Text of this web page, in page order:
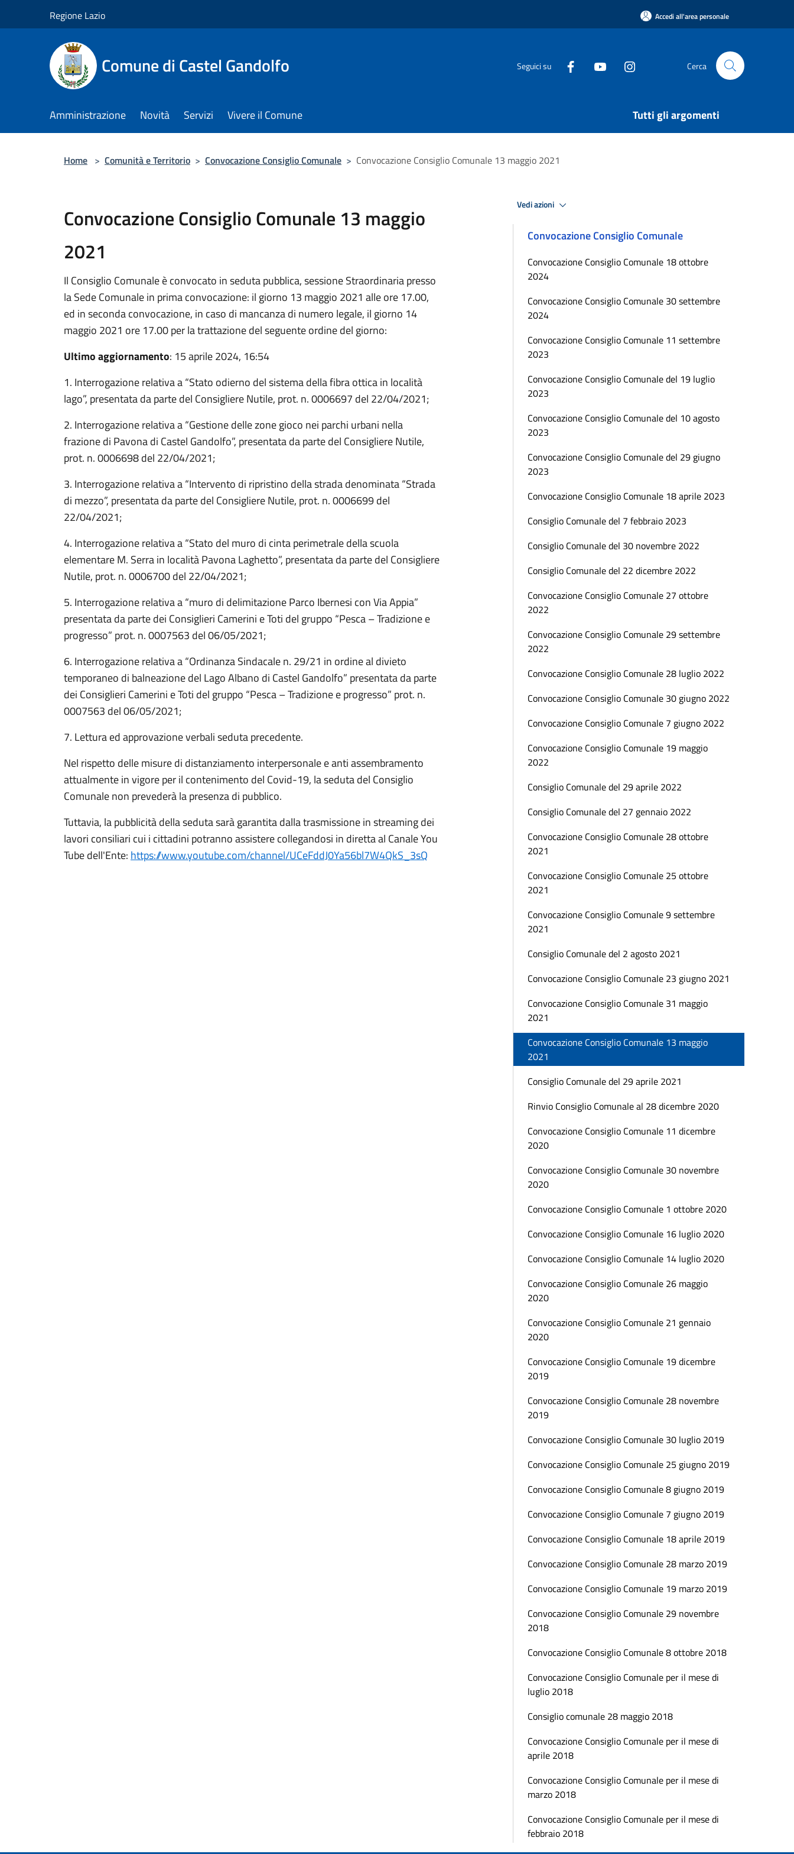
Regione Lazio Accedi all'area personale
Comune di Castel Gandolfo Seguici su Cerca
Amministrazione Novità Servizi Vivere il Comune Tutti gli argomenti
Home > Comunità e Territorio > Convocazione Consiglio Comunale > Convocazione Consiglio Comunale 13 maggio 2021
Convocazione Consiglio Comunale 13 maggio
2021
Il Consiglio Comunale è convocato in seduta pubblica, sessione Straordinaria presso
la Sede Comunale in prima convocazione: il giorno 13 maggio 2021 alle ore 17.00,
ed in seconda convocazione, in caso di mancanza di numero legale, il giorno 14
maggio 2021 ore 17.00 per la trattazione del seguente ordine del giorno:
Ultimo aggiornamento: 15 aprile 2024, 16:54
1. Interrogazione relativa a “Stato odierno del sistema della fibra ottica in località
lago”, presentata da parte del Consigliere Nutile, prot. n. 0006697 del 22/04/2021;
2. Interrogazione relativa a “Gestione delle zone gioco nei parchi urbani nella
frazione di Pavona di Castel Gandolfo”, presentata da parte del Consigliere Nutile,
prot. n. 0006698 del 22/04/2021;
3. Interrogazione relativa a “Intervento di ripristino della strada denominata “Strada
di mezzo”, presentata da parte del Consigliere Nutile, prot. n. 0006699 del
22/04/2021;
4. Interrogazione relativa a “Stato del muro di cinta perimetrale della scuola
elementare M. Serra in località Pavona Laghetto”, presentata da parte del Consigliere
Nutile, prot. n. 0006700 del 22/04/2021;
5. Interrogazione relativa a “muro di delimitazione Parco Ibernesi con Via Appia”
presentata da parte dei Consiglieri Camerini e Toti del gruppo “Pesca – Tradizione e
progresso” prot. n. 0007563 del 06/05/2021;
6. Interrogazione relativa a “Ordinanza Sindacale n. 29/21 in ordine al divieto
temporaneo di balneazione del Lago Albano di Castel Gandolfo” presentata da parte
dei Consiglieri Camerini e Toti del gruppo “Pesca – Tradizione e progresso” prot. n.
0007563 del 06/05/2021;
7. Lettura ed approvazione verbali seduta precedente.
Nel rispetto delle misure di distanziamento interpersonale e anti assembramento
attualmente in vigore per il contenimento del Covid-19, la seduta del Consiglio
Comunale non prevederà la presenza di pubblico.
Tuttavia, la pubblicità della seduta sarà garantita dalla trasmissione in streaming dei
lavori consiliari cui i cittadini potranno assistere collegandosi in diretta al Canale You
Tube dell'Ente: https://www.youtube.com/channel/UCeFddJ0Ya56bl7W4QkS_3sQ
Vedi azioni
Convocazione Consiglio Comunale
Convocazione Consiglio Comunale 18 ottobre
2024
Convocazione Consiglio Comunale 30 settembre
2024
Convocazione Consiglio Comunale 11 settembre
2023
Convocazione Consiglio Comunale del 19 luglio
2023
Convocazione Consiglio Comunale del 10 agosto
2023
Convocazione Consiglio Comunale del 29 giugno
2023
Convocazione Consiglio Comunale 18 aprile 2023
Consiglio Comunale del 7 febbraio 2023
Consiglio Comunale del 30 novembre 2022
Consiglio Comunale del 22 dicembre 2022
Convocazione Consiglio Comunale 27 ottobre
2022
Convocazione Consiglio Comunale 29 settembre
2022
Convocazione Consiglio Comunale 28 luglio 2022
Convocazione Consiglio Comunale 30 giugno 2022
Convocazione Consiglio Comunale 7 giugno 2022
Convocazione Consiglio Comunale 19 maggio
2022
Consiglio Comunale del 29 aprile 2022
Consiglio Comunale del 27 gennaio 2022
Convocazione Consiglio Comunale 28 ottobre
2021
Convocazione Consiglio Comunale 25 ottobre
2021
Convocazione Consiglio Comunale 9 settembre
2021
Consiglio Comunale del 2 agosto 2021
Convocazione Consiglio Comunale 23 giugno 2021
Convocazione Consiglio Comunale 31 maggio
2021
Convocazione Consiglio Comunale 13 maggio
2021
Consiglio Comunale del 29 aprile 2021
Rinvio Consiglio Comunale al 28 dicembre 2020
Convocazione Consiglio Comunale 11 dicembre
2020
Convocazione Consiglio Comunale 30 novembre
2020
Convocazione Consiglio Comunale 1 ottobre 2020
Convocazione Consiglio Comunale 16 luglio 2020
Convocazione Consiglio Comunale 14 luglio 2020
Convocazione Consiglio Comunale 26 maggio
2020
Convocazione Consiglio Comunale 21 gennaio
2020
Convocazione Consiglio Comunale 19 dicembre
2019
Convocazione Consiglio Comunale 28 novembre
2019
Convocazione Consiglio Comunale 30 luglio 2019
Convocazione Consiglio Comunale 25 giugno 2019
Convocazione Consiglio Comunale 8 giugno 2019
Convocazione Consiglio Comunale 7 giugno 2019
Convocazione Consiglio Comunale 18 aprile 2019
Convocazione Consiglio Comunale 28 marzo 2019
Convocazione Consiglio Comunale 19 marzo 2019
Convocazione Consiglio Comunale 29 novembre
2018
Convocazione Consiglio Comunale 8 ottobre 2018
Convocazione Consiglio Comunale per il mese di
luglio 2018
Consiglio comunale 28 maggio 2018
Convocazione Consiglio Comunale per il mese di
aprile 2018
Convocazione Consiglio Comunale per il mese di
marzo 2018
Convocazione Consiglio Comunale per il mese di
febbraio 2018